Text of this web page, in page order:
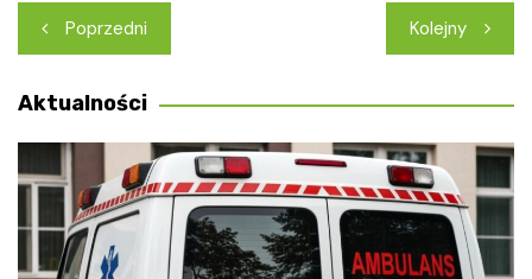
Nawigacja
wpisu
Poprzedni Kolejny
Aktualności